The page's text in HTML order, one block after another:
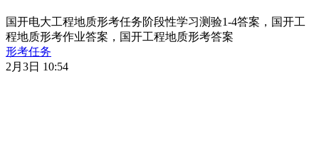
国开电大工程地质形考任务阶段性学习测验1-4答案，国开工
程地质形考作业答案，国开工程地质形考答案
形考任务
2月3日 10:54